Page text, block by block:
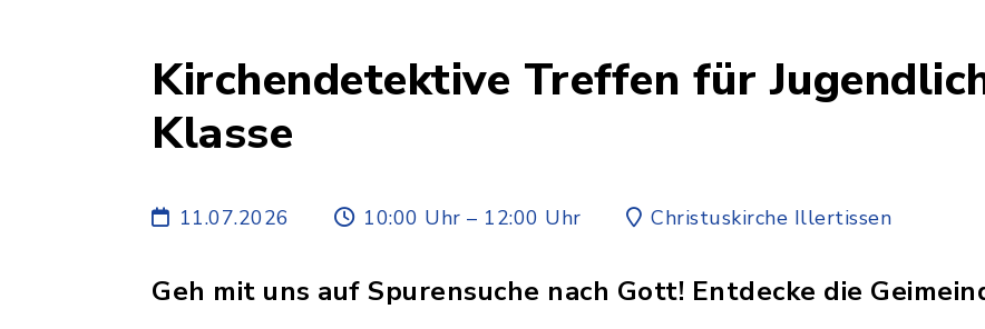
Kirchendetektive Treffen für
Klasse
11.07.2026 10:00 Uhr – 12:00 Uhr Christuskirche Illertissen
Geh mit uns auf Spurensuche nach Gott! Entdecke die